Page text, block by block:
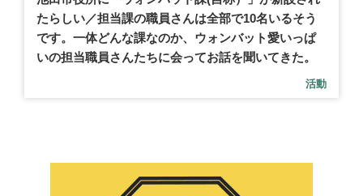
たらしい／担当課の職員さんは全部で10名いるそう
です。一体どんな課なのか、ウォンバット愛いっぱ
いの担当職員さんたちに会ってお話を聞いてきた。
活動